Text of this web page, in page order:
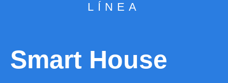
LÍNEA
Smart House